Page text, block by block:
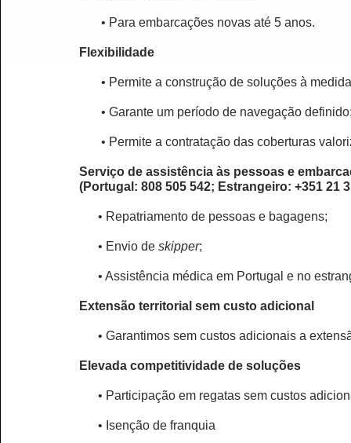
• Para embarcações novas até 5 anos.
Flexibilidade
• Permite a construção de soluções à
• Garante um período de navegação
• Permite a contratação das coberturas
Serviço de assistência às pessoas e
(Portugal: 808 505 542; Estrangeiro: +351 21
• Repatriamento de pessoas e bagagens;
• Envio de skipper;
• Assistência médica em Portugal e no
Extensão territorial sem custo adicional
• Garantimos sem custos adicionais a
Elevada competitividade de soluções
• Participação em regatas sem custos
• Isenção de franquia